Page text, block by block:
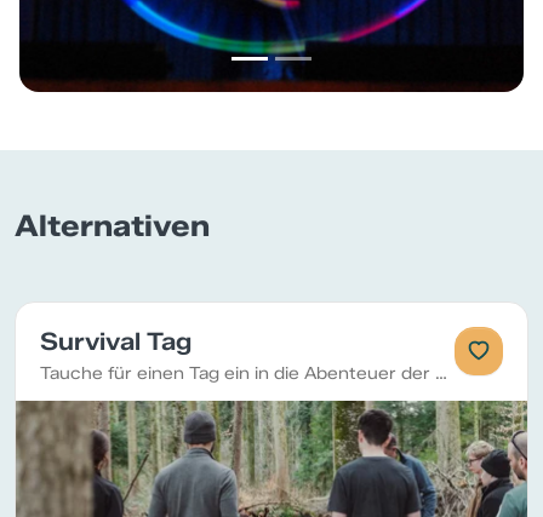
Alternativen
Survival Tag
Tauche für einen Tag ein in die Abenteuer der wilden Natur und lerne vom Profi spannende Überlebens-Skills